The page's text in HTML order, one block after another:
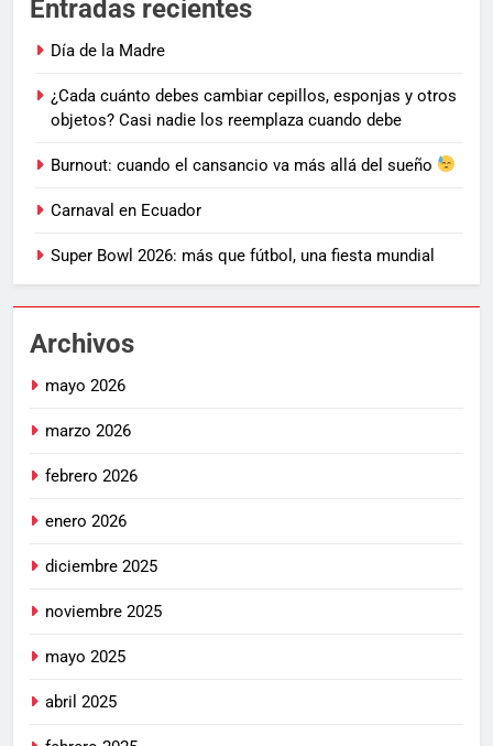
Entradas recientes
Día de la Madre
¿Cada cuánto debes cambiar cepillos, esponjas y otros
objetos? Casi nadie los reemplaza cuando debe
Burnout: cuando el cansancio va más allá del sueño
Carnaval en Ecuador
Super Bowl 2026: más que fútbol, una fiesta mundial
Archivos
mayo 2026
marzo 2026
febrero 2026
enero 2026
diciembre 2025
noviembre 2025
mayo 2025
abril 2025